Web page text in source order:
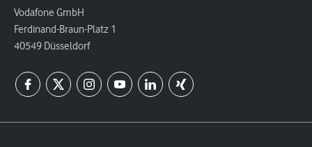
Vodafone GmbH
Ferdinand-Braun-Platz 1
40549 Düsseldorf